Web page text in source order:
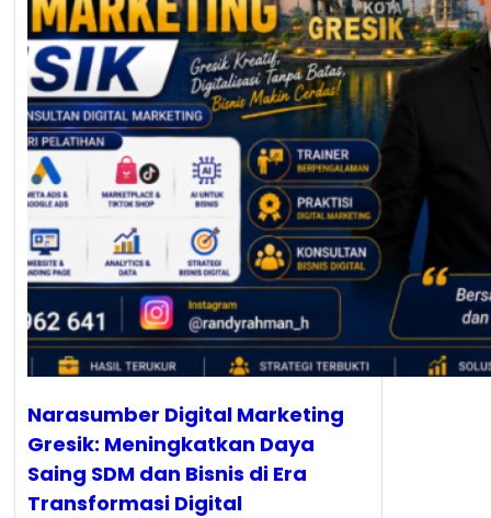
Narasumber Digital Marketing
Gresik: Meningkatkan Daya
Saing SDM dan Bisnis di Era
Transformasi Digital